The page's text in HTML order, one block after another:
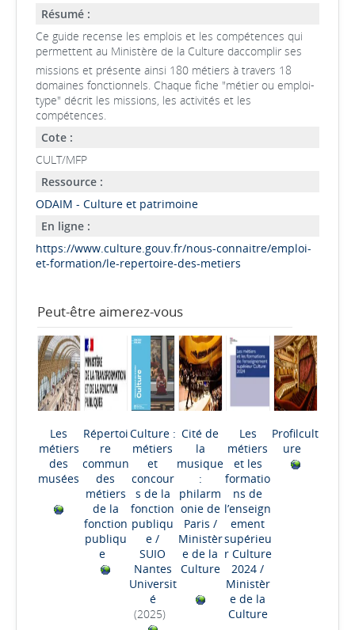
Résumé :
Ce guide recense les emplois et les compétences qui
permettent au Ministère de la Culture daccomplir ses
missions et présente ainsi 180 métiers à travers 18
domaines fonctionnels. Chaque fiche "métier ou emploi-
type" décrit les missions, les activités et les
compétences.
Cote :
CULT/MFP
Ressource :
ODAIM - Culture et patrimoine
En ligne :
https://www.culture.gouv.fr/nous-connaitre/emploi-
et-formation/le-repertoire-des-metiers
Peut-être aimerez-vous
Les
métiers
des
musées
Répertoi
re
commun
des
métiers
de la
fonction
publiqu
e
Culture :
métiers
et
concour
s de la
fonction
publiqu
e /
SUIO
Nantes
Universit
é
(2025)
Cité de
la
musique
:
philarm
onie de
Paris /
Ministèr
e de la
Culture
Les
métiers
et les
formatio
ns de
l’enseign
ement
supérieu
r Culture
2024 /
Ministèr
e de la
Culture
Profilcult
ure